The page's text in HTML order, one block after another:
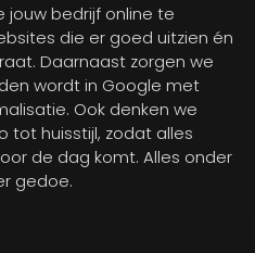
jouw bedrijf online te
die er goed uitzien én
Daarnaast zorgen we
wordt in Google met
Ook denken we
tot huisstijl, zodat alles
de dag komt. Alles onder
gedoe.